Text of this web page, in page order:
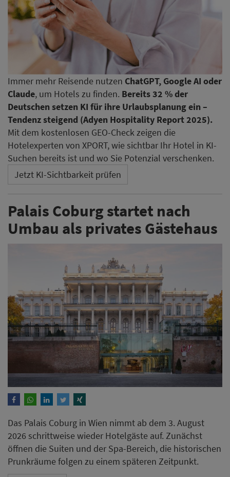
Immer mehr Reisende nutzen ChatGPT, Google AI oder
Claude, um Hotels zu finden. Bereits 32 % der
Deutschen setzen KI für ihre Urlaubsplanung ein –
Tendenz steigend (Adyen Hospitality Report 2025).
Mit dem kostenlosen GEO-Check zeigen die
Hotelexperten von XPORT, wie sichtbar Ihr Hotel in KI-
Suchen bereits ist und wo Sie Potenzial verschenken.
Jetzt KI-Sichtbarkeit prüfen
Palais Coburg startet nach
Umbau als privates Gästehaus
Das Palais Coburg in Wien nimmt ab dem 3. August
2026 schrittweise wieder Hotelgäste auf. Zunächst
öffnen die Suiten und der Spa-Bereich, die historischen
Prunkräume folgen zu einem späteren Zeitpunkt.